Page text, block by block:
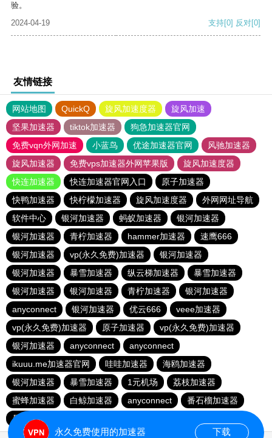
验。
2024-04-19
支持[0] 反对[0]
友情链接
网站地图 QuickQ 旋风加速度器
旋风加速
坚果加速器
tiktok加速器
狗急加速器官网
免费vqn外网加速
小蓝鸟 优途加速器官网
风驰加速器
旋风加速器
免费vps加速器外网苹果版
旋风加速度器
快连加速器
快连加速器官网入口
原子加速器
快鸭加速器
快柠檬加速器 旋风加速度器
外网网址导航
软件中心
银河加速器 蚂蚁加速器
银河加速器
银河加速器
青柠加速器 hammer加速器
速鹰666
银河加速器
vp(永久免费)加速器
银河加速器
银河加速器
暴雪加速器 纵云梯加速器
暴雪加速器
银河加速器
银河加速器 青柠加速器
银河加速器
anyconnect
银河加速器 优云666
veee加速器
vp(永久免费)加速器
原子加速器
vp(永久免费)加速器
银河加速器
anyconnect
anyconnect
ikuuu.me加速器官网
哇哇加速器
海鸥加速器
银河加速器
暴雪加速器 1元机场
荔枝加速器
蜜蜂加速器
白鲸加速器 anyconnect
番石榴加速器
暴雪加速器
永久免费使用的加速器 下载